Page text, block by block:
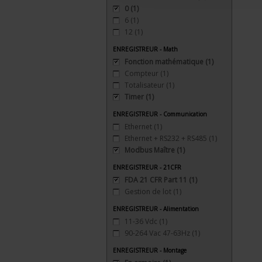
0 (1)
6 (1)
12 (1)
ENREGISTREUR - Math
Fonction mathématique (1)
Compteur (1)
Totalisateur (1)
Timer (1)
ENREGISTREUR - Communication
Ethernet (1)
Ethernet + RS232 + RS485 (1)
Modbus Maître (1)
ENREGISTREUR - 21CFR
FDA 21 CFR Part 11 (1)
Gestion de lot (1)
ENREGISTREUR - Alimentation
11-36 Vdc (1)
90-264 Vac 47-63Hz (1)
ENREGISTREUR - Montage